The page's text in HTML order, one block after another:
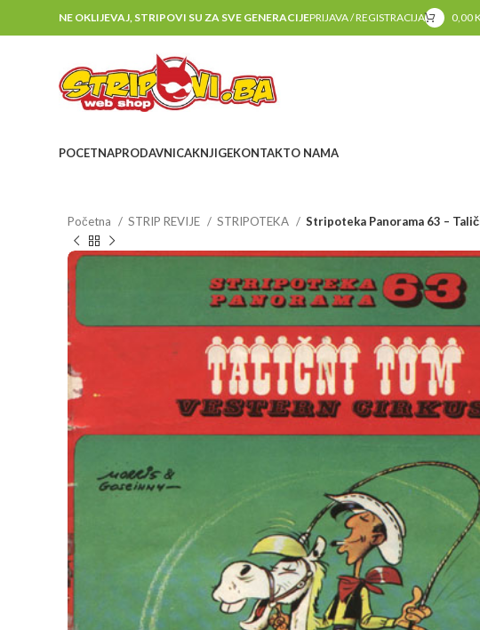
NE OKLIJEVAJ, STRIPOVI SU ZA SVE GENERACIJEPRIJAVA / REGISTRACIJA 0,00
POCETNAPRODAVNICAKNJIGEKONTAKTO NAMA
Početna STRIP REVIJE STRIPOTEKA Stripoteka Panorama 63 –